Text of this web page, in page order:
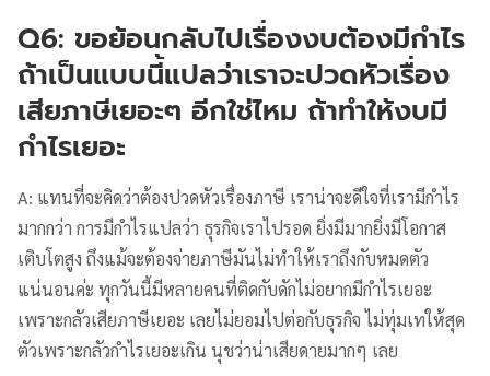
Q6: ขอย้อนกลับไปเรื่องงบต้องมีกำไร
ถ้าเป็นแบบนี้แปลว่าเราจะปวดหัวเรื่อง
เสียภาษีเยอะๆ อีกใช่ไหม ถ้าทำให้งบมี
กำไรเยอะ
A: แทนที่จะคิดว่าต้องปวดหัวเรื่องภาษี เราน่าจะดีใจที่เรามีกำไร
มากกว่า การมีกำไรแปลว่า ธุรกิจเราไปรอด ยิ่งมีมากยิ่งมีโอกาส
เติบโตสูง ถึงแม้จะต้องจ่ายภาษีมันไม่ทำให้เราถึงกับหมดตัว
แน่นอนค่ะ ทุกวันนี้มีหลายคนที่ติดกับดักไม่อยากมีกำไรเยอะ
เพราะกลัวเสียภาษีเยอะ เลยไม่ยอมไปต่อกับธุรกิจ ไม่ทุ่มเทให้สุด
ตัวเพราะกลัวกำไรเยอะเกิน นุชว่าน่าเสียดายมากๆ เลย